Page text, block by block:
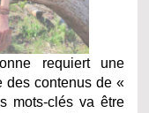
requiert une
des contenus de «
mots-clés va être